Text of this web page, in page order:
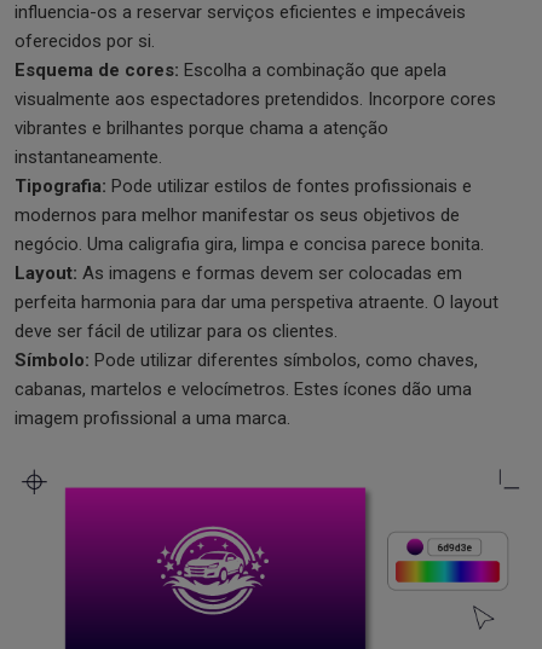
influencia-os a reservar serviços eficientes e impecáveis ​​
oferecidos por si.
Esquema de cores: Escolha a combinação que apela
visualmente aos espectadores pretendidos. Incorpore cores
vibrantes e brilhantes porque chama a atenção
instantaneamente.
Tipografia: Pode utilizar estilos de fontes profissionais e
modernos para melhor manifestar os seus objetivos de
negócio. Uma caligrafia gira, limpa e concisa parece bonita.
Layout: As imagens e formas devem ser colocadas em
perfeita harmonia para dar uma perspetiva atraente. O layout
deve ser fácil de utilizar para os clientes.
Símbolo: Pode utilizar diferentes símbolos, como chaves,
cabanas, martelos e velocímetros. Estes ícones dão uma
imagem profissional a uma marca.